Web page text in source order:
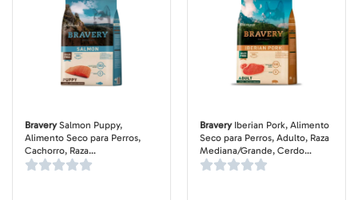
BraverySalmon Puppy,
Alimento Seco para Perros,
Cachorro, Raza
Mediana/Grande, Salmón,
BraveryIberian Pork, Alimento
Seco para Perros, Adulto, Raza
Mediana/Grande, Cerdo
Ibérico, bolsa de 4-12 kg